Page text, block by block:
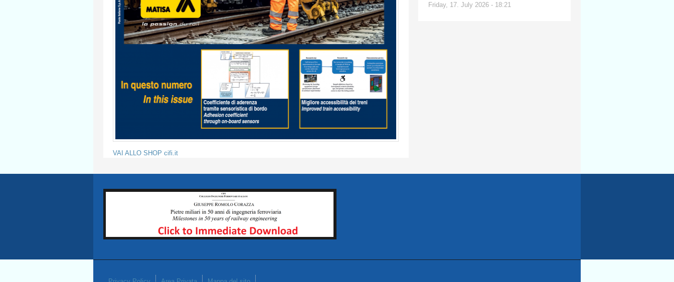
VAI ALLO SHOP cifi.it
Friday, 17. July 2026 - 18:21